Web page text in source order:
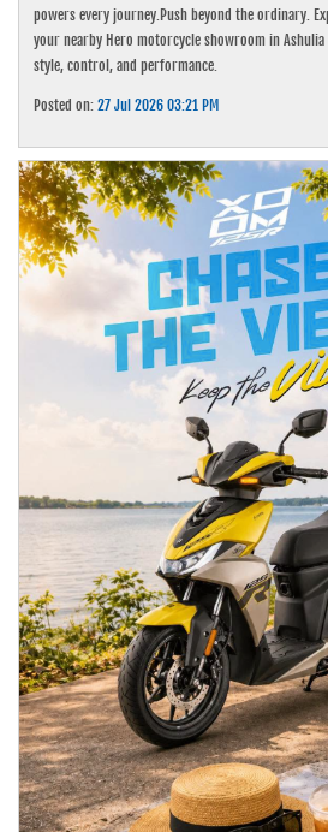
powers every journey.Push beyond the ordinary.
your nearby Hero motorcycle showroom in
style, control, and performance.
Posted on:27 Jul 2026 03:21 PM